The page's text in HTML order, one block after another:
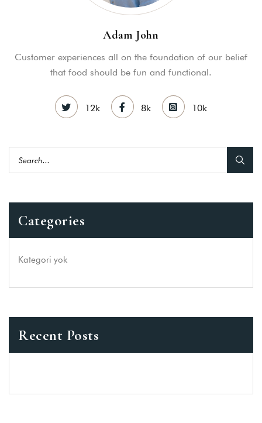
Adam John
Customer experiences all on the foundation of our belief
that food should be fun and functional.
12k 8k 10k
Categories
Kategori yok
Recent Posts